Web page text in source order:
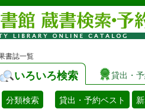
書誌一覧
いろいろ検索 貸出・
分類検索 貸出・予約ベスト